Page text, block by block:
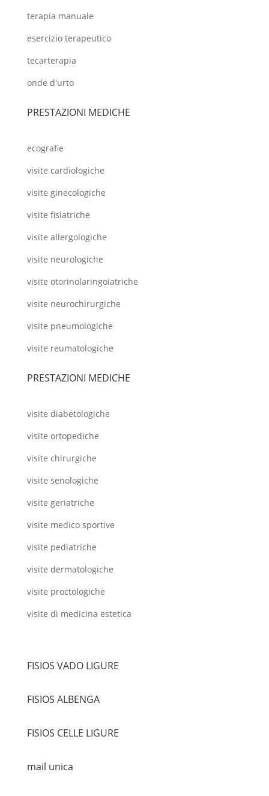
terapia manuale
esercizio terapeutico
tecarterapia
onde d'urto
PRESTAZIONI MEDICHE
ecografie
visite cardiologiche
visite ginecologiche
visite fisiatriche
visite allergologiche
visite neurologiche
visite otorinolaringoiatriche
visite neurochirurgiche
visite pneumologiche
visite reumatologiche
PRESTAZIONI MEDICHE
visite diabetologiche
visite ortopediche
visite chirurgiche
visite senologiche
visite geriatriche
visite medico sportive
visite pediatriche
visite dermatologiche
visite proctologiche
visite di medicina estetica
FISIOS VADO LIGURE
FISIOS ALBENGA
FISIOS CELLE LIGURE
mail unica